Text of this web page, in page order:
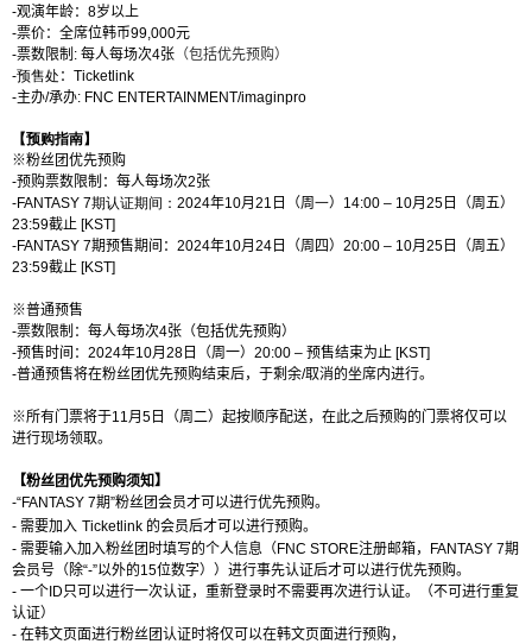
-观演年龄： 8岁以上
-票价：全席位韩币99,000元
-票数限制 : 每人每场次4张 （包括优先预购）
-预售处 ： Ticketlink
-主办/承办: FNC ENTERTAINMENT/imaginpro
【预购指南】
※粉丝团优先预购
-预购票数限制：每人每场次2张
-FANTASY 7期认证期间： 2024年10月 21 日（周一） 1 4:00 – 10月 25 日（周 五）
23:59截止 [KST]
-FANTASY 7期预售期间： 2024年10月 24 日（周 四） 20:00 – 10月 25 日（周 五）
23:59截止 [KST]
※普通预售
-票数限制： 每人每场次4张 （包括优先预购）
-预售时间： 2024年10月 28 日（周一） 20:00 – 预售结束为止 [KST]
-普通预售将在粉丝团优先预购结束后，于剩余/取消的坐席内进行。
※所有门票将于11 月 5 日（周 二） 起按顺序配送，在此之后预购的门票将仅可以
进行现场领取。
【粉丝团优先预购须知】
-“FANTASY 7期”粉丝团会员才可以进行优先预购。
- 需要加入 Ticketlink 的会员后才可以进行预购。
- 需要输入加入粉丝团时填写的个人信息（FNC STORE注册邮箱， FANTASY 7期
会员号（除“-”以外的15位数字））进行事先认证后才可以进行优先预购。
- 一个ID只可以进行一次认证，重新登录时不需要再次进行认证。（不可进行重复
认证）
- 在韩文页面进行粉丝团认证时将仅可以在韩文页面进行预购，